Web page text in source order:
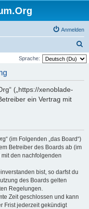
Anmelden
u
Sprache:
(„https://xenoblade-
ein Vertrag mit
(im Folgenden „das Board“)
Betreiber des Boards ab (im
mit den nachfolgenden
bist, so darfst du
des Boards gelten
Regelungen.
Zeit geschlossen und kann
Frist jederzeit gekündigt